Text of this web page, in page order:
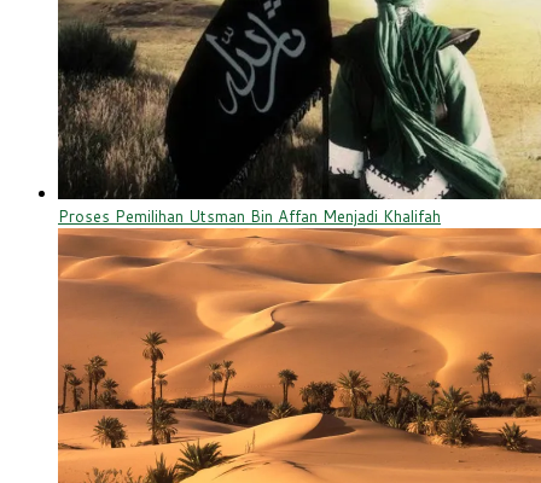
Proses Pemilihan Utsman Bin Affan Menjadi Khalifah